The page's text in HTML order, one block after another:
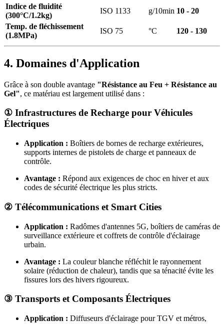
Indice de fluidité
(300°C/1.2kg)
ISO 1133 g/10min 10 - 20
Temp. de fléchissement
(1.8MPa)
ISO 75 °C 120 - 130
4. Domaines d'Application
Grâce à son double avantage "Résistance au Feu + Résistance au
Gel", ce matériau est largement utilisé dans :
① Infrastructures de Recharge pour Véhicules
Électriques
Application : Boîtiers de bornes de recharge extérieures,
supports internes de pistolets de charge et panneaux de
contrôle.
Avantage : Répond aux exigences de choc en hiver et aux
codes de sécurité électrique les plus stricts.
② Télécommunications et Smart Cities
Application : Radômes d'antennes 5G, boîtiers de caméras de
surveillance extérieure et coffrets de contrôle d'éclairage
urbain.
Avantage : La couleur blanche réfléchit le rayonnement
solaire (réduction de chaleur), tandis que sa ténacité évite les
fissures lors des hivers rigoureux.
③ Transports et Composants Électriques
Application : Diffuseurs d'éclairage pour TGV et métros,